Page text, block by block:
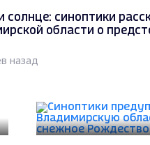
солнце: синоптики
области о
назад